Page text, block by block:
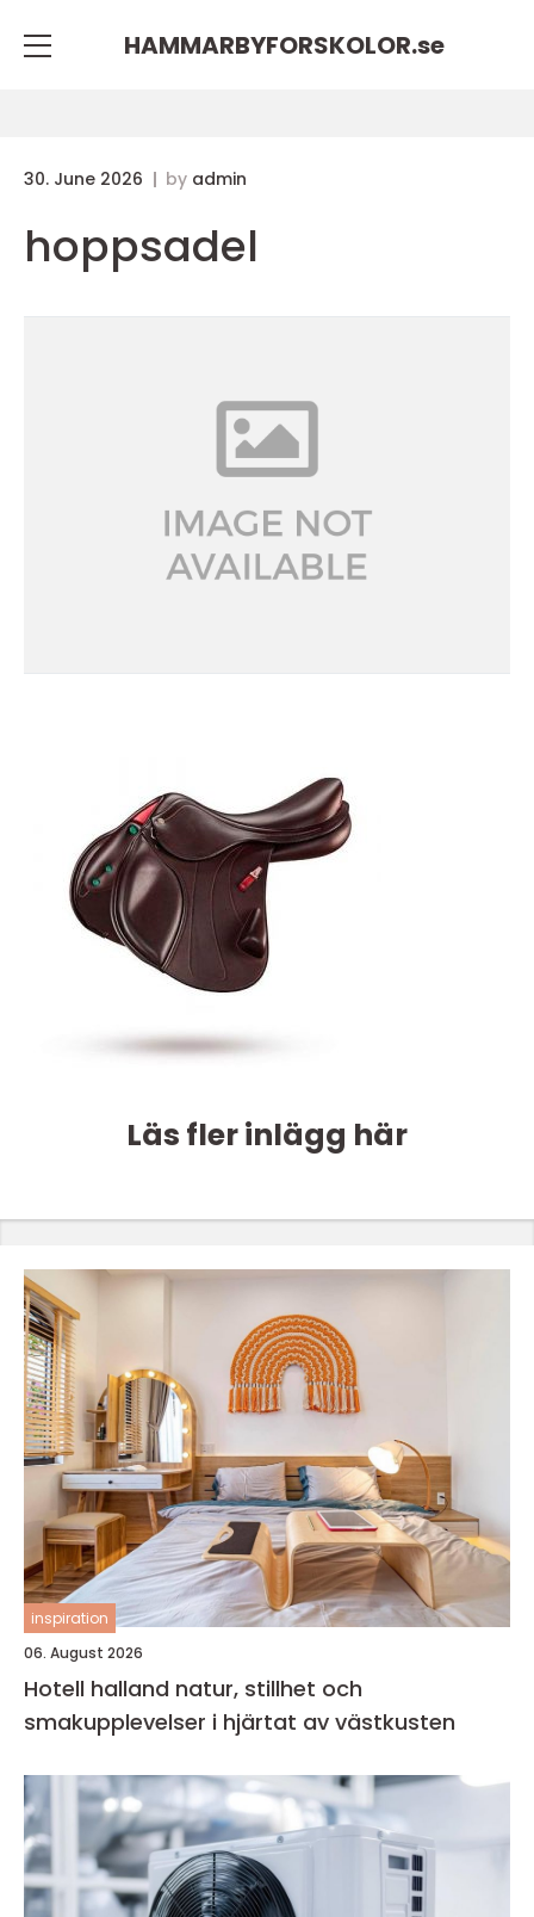
HAMMARBYFORSKOLOR.se
30. June 2026 by admin
hoppsadel
Läs fler inlägg här
inspiration
06. August 2026
Hotell halland natur, stillhet och
smakupplevelser i hjärtat av västkusten